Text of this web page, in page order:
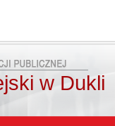
w Dukli